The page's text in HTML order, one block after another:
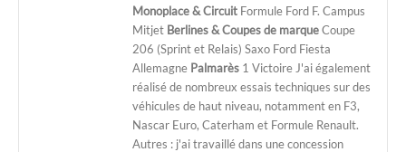
Monoplace & Circuit Formule Ford F. Campus
Mitjet Berlines & Coupes de marqueCoupe
206 (Sprint et Relais) Saxo Ford Fiesta
Allemagne Palmarès 1 Victoire J'ai également
réalisé de nombreux essais techniques sur des
véhicules de haut niveau, notamment en F3,
Nascar Euro, Caterham et Formule Renault.
Autres : j'ai travaillé dans une concession